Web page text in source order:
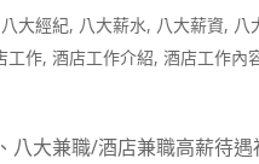
八大經紀, 八大薪水, 八大薪資, 八
工作,酒店工作介紹,酒店工作內
大兼職/酒店兼職高薪待遇